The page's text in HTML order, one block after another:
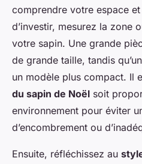
comprendre votre espace
d’investir, mesurez la zone
votre sapin. Une grande
de grande taille, tandis
un modèle plus compact. Il
du sapin de Noël soit
environnement pour éviter
d’encombrement ou
Ensuite, réfléchissez au